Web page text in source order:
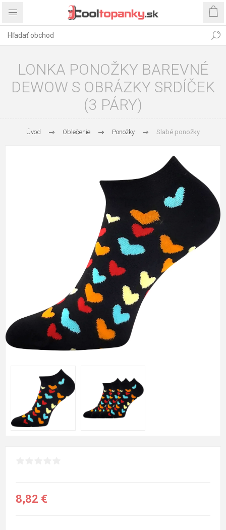
LONKA PONOŽKY BAREVNÉ
DEWOW S OBRÁZKY SRDÍČEK
(3 PÁRY)
Úvod Oblečenie Ponožky Slabé ponožky
8,82 €